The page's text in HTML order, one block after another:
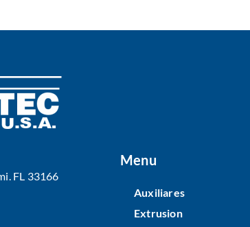
FL 33166
Menu
Auxiliares
Extrusion